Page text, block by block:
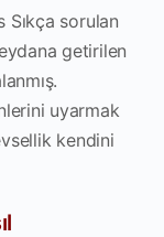
sorulan
getirilen
uyarmak
kendini